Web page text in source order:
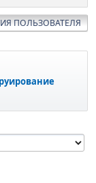
ПОЛЬЗОВАТЕЛЯ